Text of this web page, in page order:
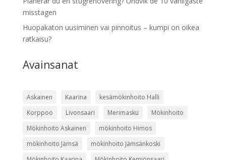
misstagen
Huopakaton uusiminen vai pinnoitus – kumpi on oikea
ratkaisu?
Avainsanat
Askainen Kaarina
kesämökinhoito Halli
Korppoo
Livonsaari Merimasku
Mökinhoito
Mökinhoito Askainen
mökinhoito Himos
mökinhoito Jämsä
mökinhoito Jämsänkoski